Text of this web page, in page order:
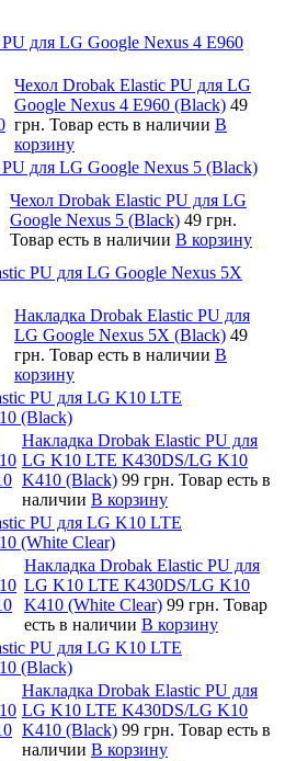
для LG Google Nexus 4 E960
Чехол Drobak Elastic PU для LG
Google Nexus 4 E960 (Black) 49
грн. Товар есть в наличии В
корзину
для LG Google Nexus 5 (Black)
Чехол Drobak Elastic PU для LG
Google Nexus 5 (Black) 49 грн.
Товар есть в наличии В корзину
PU для LG Google Nexus 5X
Накладка Drobak Elastic PU для
LG Google Nexus 5X (Black) 49
грн. Товар есть в наличии В
корзину
PU для LG K10 LTE
(Black)
Накладка Drobak Elastic PU для
LG K10 LTE K430DS/LG K10
K410 (Black) 99 грн. Товар есть в
наличии В корзину
PU для LG K10 LTE
(White Clear)
Накладка Drobak Elastic PU для
LG K10 LTE K430DS/LG K10
K410 (White Clear) 99 грн. Товар
есть в наличии В корзину
PU для LG K10 LTE
(Black)
Накладка Drobak Elastic PU для
LG K10 LTE K430DS/LG K10
K410 (Black) 99 грн. Товар есть в
наличии В корзину